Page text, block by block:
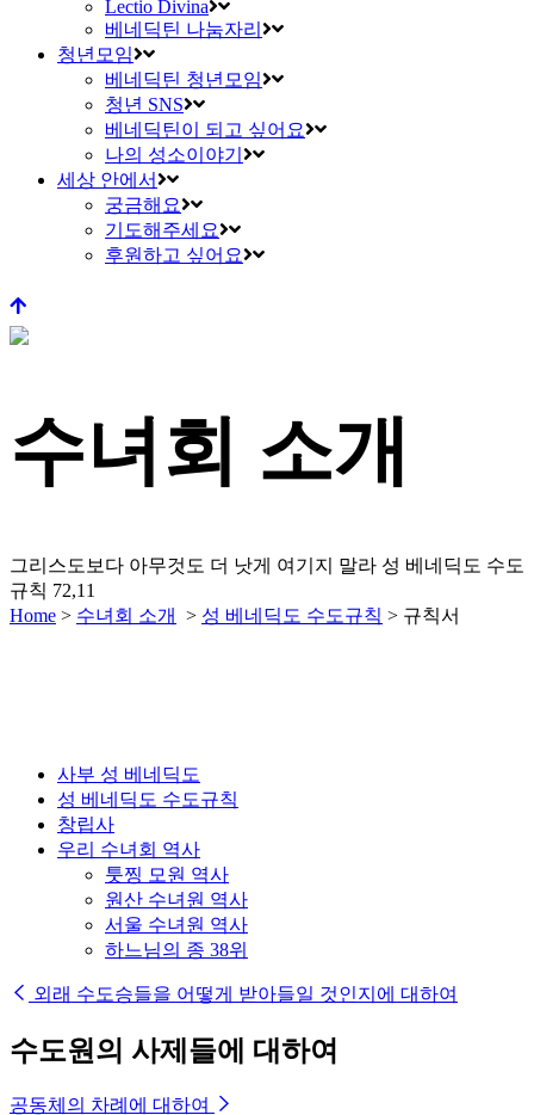
Lectio Divina
베네딕틴 나눔자리
청년모임
베네딕틴 청년모임
청년 SNS
베네딕틴이 되고 싶어요
나의 성소이야기
세상 안에서
궁금해요
기도해주세요
후원하고 싶어요
수녀회 소개
그리스도보다 아무것도 더 낫게 여기지 말라 성 베네딕도 수도
규칙 72,11
Home > 수녀회 소개 > 성 베네딕도 수도규칙 > 규칙서
사부 성 베네딕도
성 베네딕도 수도규칙
창립사
우리 수녀회 역사
툿찡 모원 역사
원산 수녀원 역사
서울 수녀원 역사
하느님의 종 38위
외래 수도승들을 어떻게 받아들일 것인지에 대하여
수도원의 사제들에 대하여
공동체의 차례에 대하여